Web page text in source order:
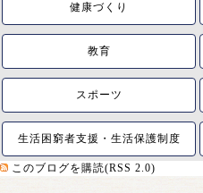
健康づくり
教育
スポーツ
生活困窮者支援・生活保護制度
このブログを購読(RSS 2.0)